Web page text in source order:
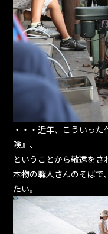
・・・近年、こういっ
険』、
ということから敬遠をさ
本物の職人さんのそばで
たい。